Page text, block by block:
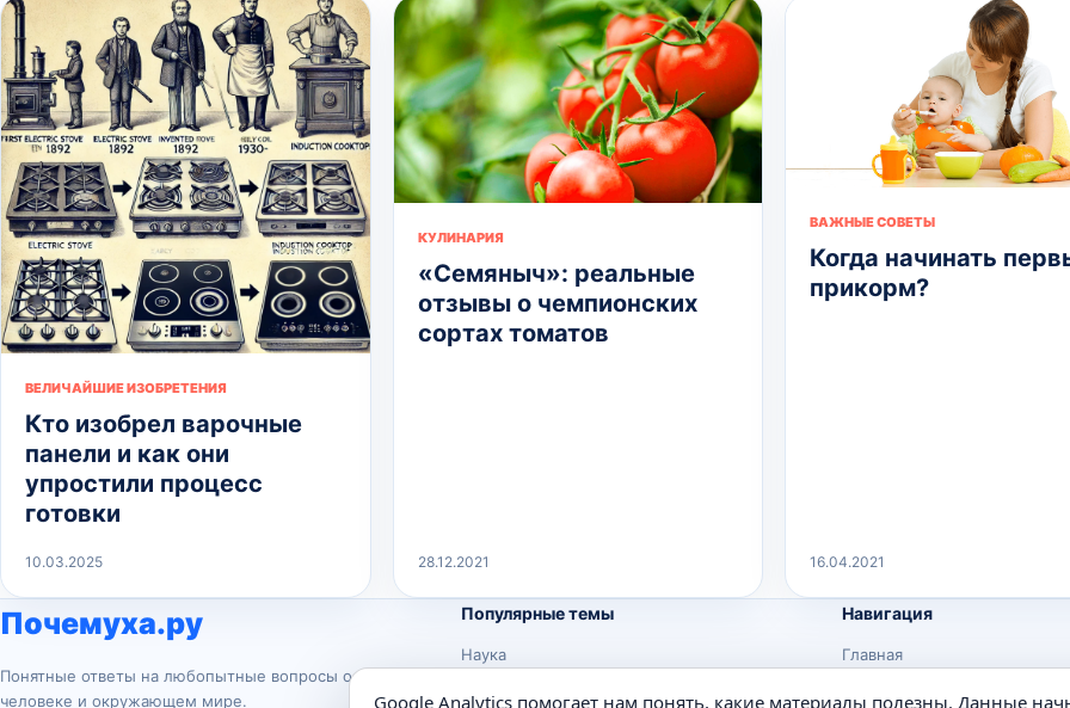
ВЕЛИЧАЙШИЕ ИЗОБРЕТЕНИЯ
Кто изобрел варочные
панели и как они
упростили процесс
готовки
10.03.2025
КУЛИНАРИЯ
«Семяныч»: реальные
отзывы о чемпионских
сортах томатов
28.12.2021
ВАЖНЫЕ СОВЕТЫ
Когда начинать
прикорм?
16.04.2021
Почемуха.ру
Понятные ответы на любопытные вопросы о
человеке и окружающем мире.
Популярные темы
Наука
Навигация
Главная
Google Analytics помогает нам понять, какие материалы полезны. Данные